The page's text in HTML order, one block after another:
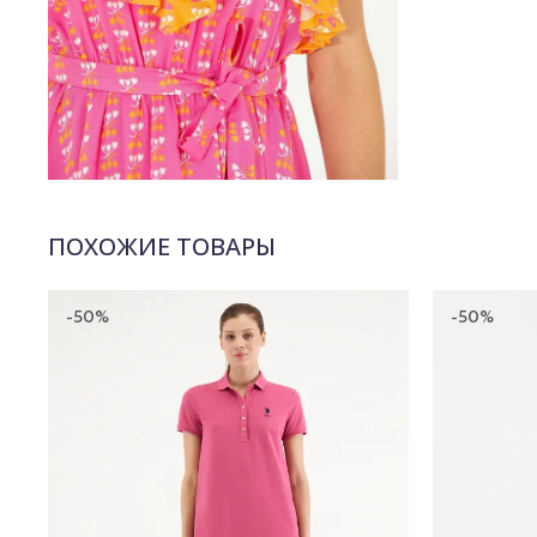
ПОХОЖИЕ ТОВАРЫ
-50% -50%